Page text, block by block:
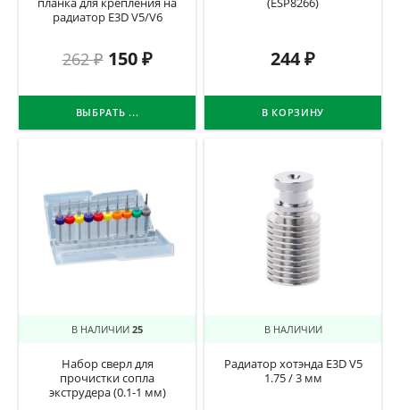
радиатор E3D V5/V6
262₽ 150₽
ВЫБРАТЬ ...
244₽
В КОРЗИНУ
В НАЛИЧИИ 25
Набор сверл для
прочистки сопла
экструдера (0.1-1 мм)
В НАЛИЧИИ
Радиатор хотэнда E3D V5
1.75 / 3 мм